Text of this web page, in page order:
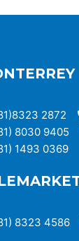
2872
8030 9405
1493 0369
8323 4586